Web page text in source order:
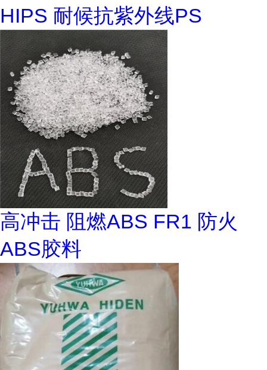
HIPS 耐候抗紫外线PS
高冲击 阻燃ABS FR1 防火
ABS胶料